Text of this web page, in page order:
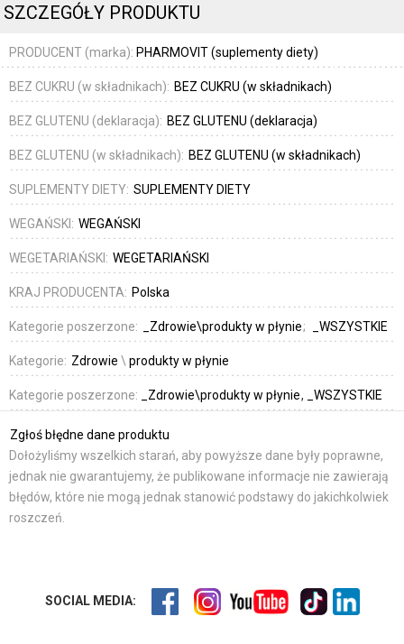
SZCZEGÓŁY PRODUKTU
PRODUCENT (marka): PHARMOVIT (suplementy diety)
BEZ CUKRU (w składnikach): BEZ CUKRU (w składnikach)
BEZ GLUTENU (deklaracja): BEZ GLUTENU (deklaracja)
BEZ GLUTENU (w składnikach): BEZ GLUTENU (w składnikach)
SUPLEMENTY DIETY: SUPLEMENTY DIETY
WEGAŃSKI: WEGAŃSKI
WEGETARIAŃSKI: WEGETARIAŃSKI
KRAJ PRODUCENTA: Polska
Kategorie poszerzone: _Zdrowie\produkty w płynie _WSZYSTKIE
Kategorie: Zdrowie \ produkty w płynie
Kategorie poszerzone: _Zdrowie\produkty w płynie _WSZYSTKIE
Zgłoś błędne dane produktu
Dołożyliśmy wszelkich starań, aby powyższe dane były poprawne,
jednak nie gwarantujemy, że publikowane informacje nie zawierają
błędów, które nie mogą jednak stanowić podstawy do jakichkolwiek
roszczeń.
SOCIAL MEDIA: